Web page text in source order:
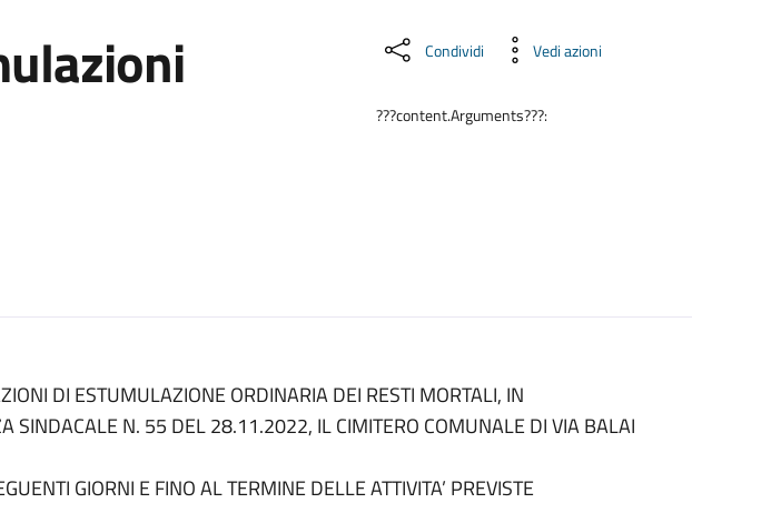
Condividi Vedi azioni
???content.Arguments???:
DI ESTUMULAZIONE ORDINARIA DEI RESTI MORTALI, IN
SINDACALE N. 55 DEL 28.11.2022, IL CIMITERO COMUNALE DI VIA BALAI
GIORNI E FINO AL TERMINE DELLE ATTIVITA’ PREVISTE